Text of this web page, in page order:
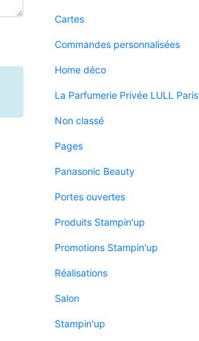
Cartes
Commandes personnalisées
Home déco
La Parfumerie Privée LULL Paris
Non classé
Pages
Panasonic Beauty
Portes ouvertes
Produits Stampin'up
Promotions Stampin'up
Réalisations
Salon
Stampin'up